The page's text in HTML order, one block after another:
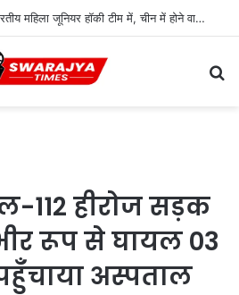
छत्तीसगढ़ की दो खिलाड़ी भारतीय महिला जूनियर हॉकी टीम में, चीन में होने वाले एशिया कप में दिखाएंगी दम
112 हीरोज सड़क
रूप से घायल 03
अस्पताल